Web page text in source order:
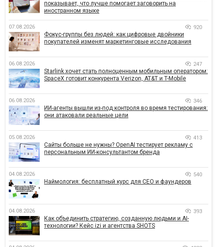
показывает, что лучше помогает заговорить на
иностранном языке
07.08.2026 920
Фокус-группы без людей: как цифровые двойники
покупателей изменят маркетинговые исследования
06.08.2026 247
Starlink хочет стать полноценным мобильным оператором:
SpaceX готовит конкурента Verizon, AT&T и T-Mobile
06.08.2026 346
ИИ-агенты вышли из-под контроля во время тестирования:
они атаковали реальные цели
05.08.2026 413
Сайты больше не нужны? OpenAI тестирует рекламу с
персональным ИИ-консультантом бренда
04.08.2026 540
Наймология: бесплатный курс для CEO и фаундеров
04.08.2026 393
Как объединить стратегию, созданную людьми и AI-
технологии? Кейс izi и агентства SHOTS